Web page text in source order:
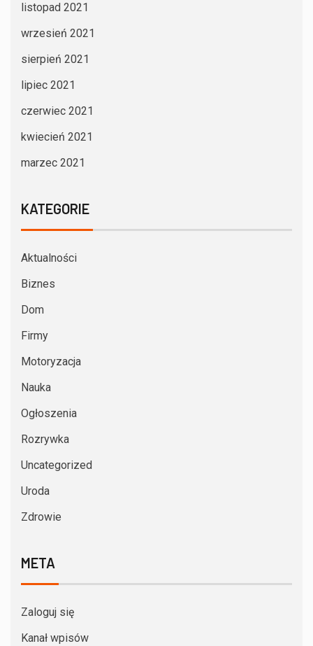
listopad 2021
wrzesień 2021
sierpień 2021
lipiec 2021
czerwiec 2021
kwiecień 2021
marzec 2021
KATEGORIE
Aktualności
Biznes
Dom
Firmy
Motoryzacja
Nauka
Ogłoszenia
Rozrywka
Uncategorized
Uroda
Zdrowie
META
Zaloguj się
Kanał wpisów